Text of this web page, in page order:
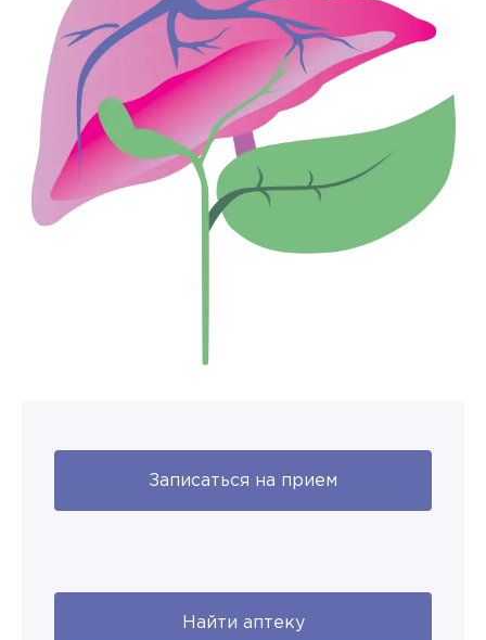
Записаться на прием
Найти аптеку